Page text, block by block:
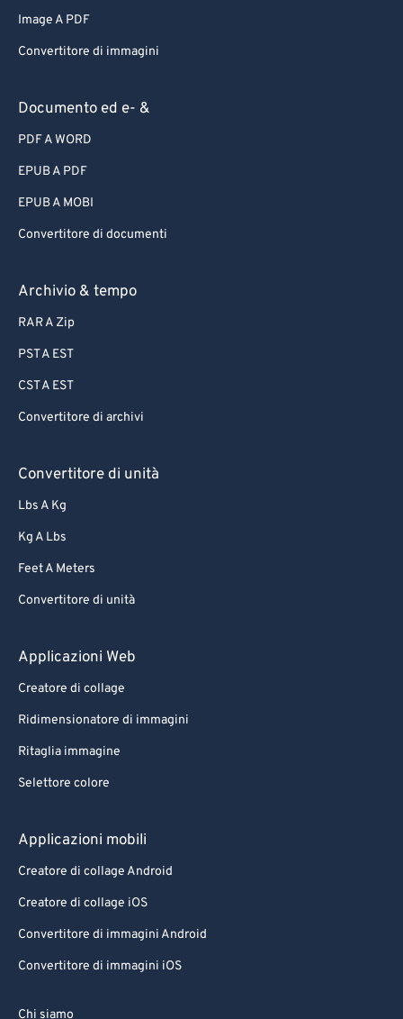
Image A PDF
Convertitore di immagini
Documento ed e- &
PDF A WORD
EPUB A PDF
EPUB A MOBI
Convertitore di documenti
Archivio & tempo
RAR A Zip
PST A EST
CST A EST
Convertitore di archivi
Convertitore di unità
Lbs A Kg
Kg A Lbs
Feet A Meters
Convertitore di unità
Applicazioni Web
Creatore di collage
Ridimensionatore di immagini
Ritaglia immagine
Selettore colore
Applicazioni mobili
Creatore di collage Android
Creatore di collage iOS
Convertitore di immagini Android
Convertitore di immagini iOS
Chi siamo